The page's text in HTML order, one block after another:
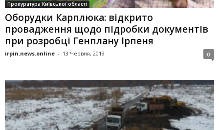
Прокуратура Київської області
Оборудки Карплюка: відкрито
провадження щодо підробки документів
при розробці Генплану Ірпеня
irpin.news.online - 13 Червня, 2019 0